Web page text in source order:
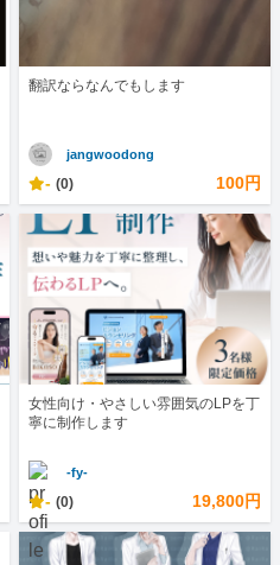
翻訳ならなんでもします
jangwoodong
- (0) 100円
女性向け・やさしい雰囲気のLPを丁
寧に制作します
-fy-
- (0) 19,800円